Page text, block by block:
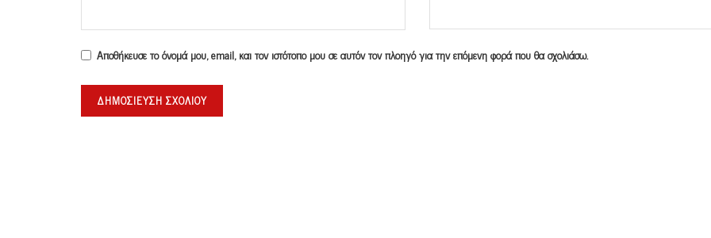
Αποθήκευσε το όνομά μου, email, και τον ιστότοπο μου σε αυτόν τον πλοηγό για την επόμενη φορά που θα σχολιάσω.